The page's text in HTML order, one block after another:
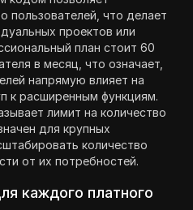
пользователей, что делает
проектов или
план стоит 60
в месяц, что означает,
напрямую влияет на
к расширенным функциям.
лимит на количество
для крупных
количество
от их потребностей.
каждого платного